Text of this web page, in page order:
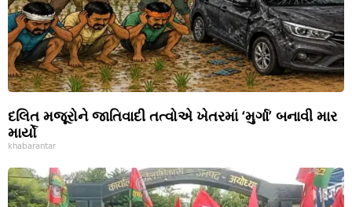
દલિત મજૂરોને જાતિવાદી તત્વોએ ખેતરમાં ‘મુર્ગા’ બનાવી માર
માર્યો
khabarantar